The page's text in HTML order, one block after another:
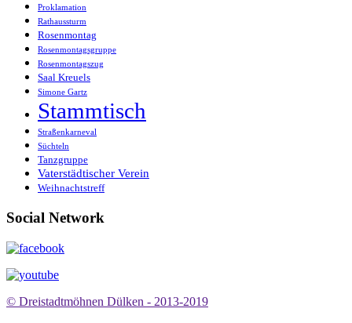
Proklamation
Rathaussturm
Rosenmontag
Rosenmontagsgruppe
Rosenmontagszug
Saal Kreuels
Simone Gartz
Stammtisch
Straßenkarneval
Süchteln
Tanzgruppe
Vaterstädtischer Verein
Weihnachtstreff
Social Network
© Dreistadtmöhnen Dülken - 2013-2019